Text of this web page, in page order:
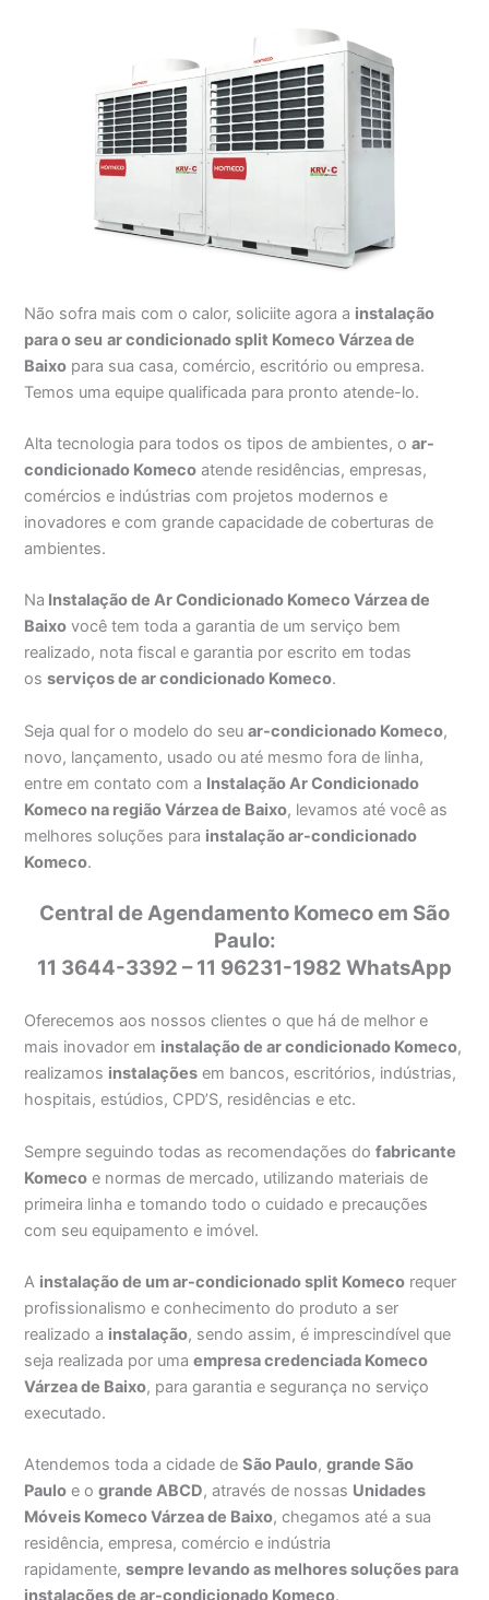
Não sofra mais com o calor, soliciite agora a instalação
para o seu ar condicionado split Komeco Várzea de
Baixo para sua casa, comércio, escritório ou empresa.
Temos uma equipe qualificada para pronto atende-lo.
Alta tecnologia para todos os tipos de ambientes, oar-
condicionado Komeco atende residências, empresas,
comércios e indústrias com projetos modernos e
inovadores e com grande capacidade de coberturas de
ambientes.
Na Instalação de Ar Condicionado Komeco Várzea de
Baixo você tem toda a garantia de um serviço bem
realizado, nota fiscal e garantia por escrito em todas
osserviços de ar condicionado Komeco.
Seja qual for o modelo do seuar-condicionado Komeco,
novo, lançamento, usado ou até mesmo fora de linha,
entre em contato com a Instalação Ar Condicionado
Komeco na região Várzea de Baixo, levamos até você as
melhores soluções para instalação ar-condicionado
Komeco.
Central de Agendamento Komeco em São
Paulo:
11 3644-3392 – 11 96231-1982 WhatsApp
Oferecemos aos nossos clientes o que há de melhor e
mais inovador em instalação de ar condicionado Komeco,
realizamos instalações em bancos, escritórios, indústrias,
hospitais, estúdios, CPD’S, residências e etc.
Sempre seguindo todas as recomendações dofabricante
Komeco e normas de mercado, utilizando materiais de
primeira linha e tomando todo o cuidado e precauções
com seu equipamento e imóvel.
A instalação de um ar-condicionado split Komeco requer
profissionalismo e conhecimento do produto a ser
realizado a instalação, sendo assim, é imprescindível que
seja realizada por umaempresa credenciada Komeco
Várzea de Baixo, para garantia e segurança no serviço
executado.
Atendemos toda a cidade deSão Paulo,grande São
Paulo e ogrande ABCD, através de nossas Unidades
Móveis Komeco Várzea de Baixo, chegamos até a sua
residência, empresa, comércio e indústria
rapidamente,sempre levando as melhores soluções para
instalações de ar-condicionado Komeco.